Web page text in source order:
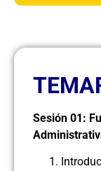
Sesión 01: